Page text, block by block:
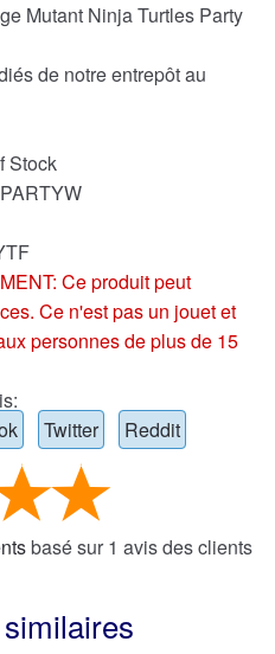
Mutant Ninja Turtles Party
de notre entrepôt au
Stock
Ce produit peut
Ce n'est pas un jouet et
personnes de plus de 15
Twitter Reddit
basé sur 1 avis des clients